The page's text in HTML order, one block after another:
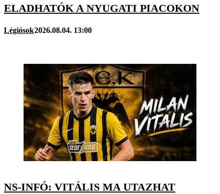
ELADHATÓK A NYUGATI PIACOKON
Légiósok2026.08.04. 13:00
NS-INFÓ: VITÁLIS MA UTAZHAT